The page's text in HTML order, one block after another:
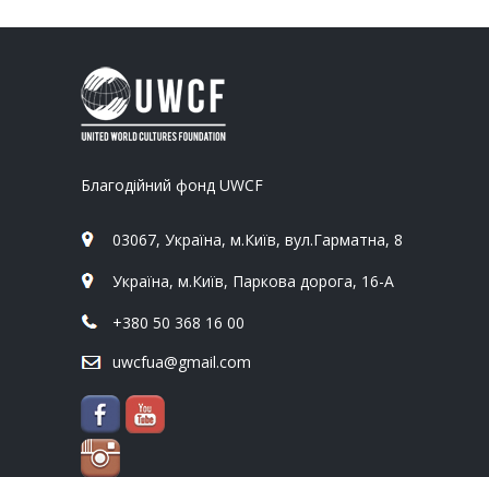
Благодійний фонд UWCF
03067, Україна, м.Київ, вул.Гарматна, 8
Україна, м.Київ, Паркова дорога, 16-А
+380 50 368 16 00
uwcfua@gmail.com